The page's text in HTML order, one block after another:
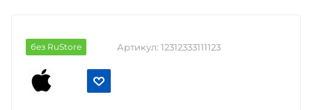
без RuStore Артикул: 12312333111123